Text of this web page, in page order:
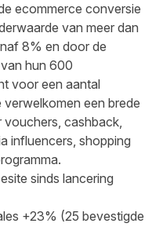
ecommerce conversie
van meer dan
8% en door de
hun 600
voor een aantal
een brede
vouchers, cashback,
influencers, shopping
sinds lancering
+23% (25 bevestigde